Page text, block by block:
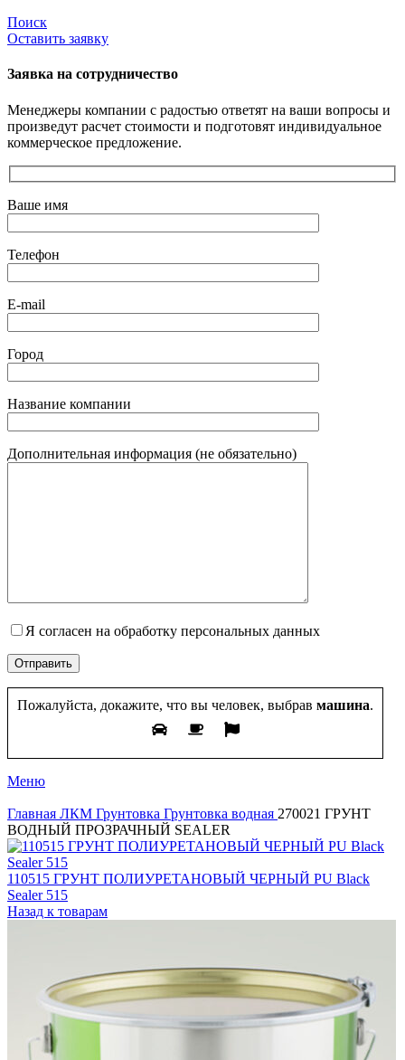
Поиск
Оставить заявку
Заявка на сотрудничество
Менеджеры компании с радостью ответят на ваши вопросы и
произведут расчет стоимости и подготовят индивидуальное
коммерческое предложение.
Ваше имя
Телефон
E-mail
Город
Название компании
Дополнительная информация (не обязательно)
Я согласен на обработку персональных данных
Пожалуйста, докажите, что вы человек, выбрав машина.
Меню
Главная ЛКМ Грунтовка Грунтовка водная 270021 ГРУНТ
ВОДНЫЙ ПРОЗРАЧНЫЙ SEALER
110515 ГРУНТ ПОЛИУРЕТАНОВЫЙ ЧЕРНЫЙ PU Black
Sealer 515
Назад к товарам